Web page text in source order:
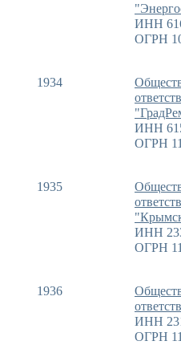
ИНН
ОГРН
1934
ИНН
ОГРН
1935
ИНН
ОГРН
1936
ИНН
ОГРН